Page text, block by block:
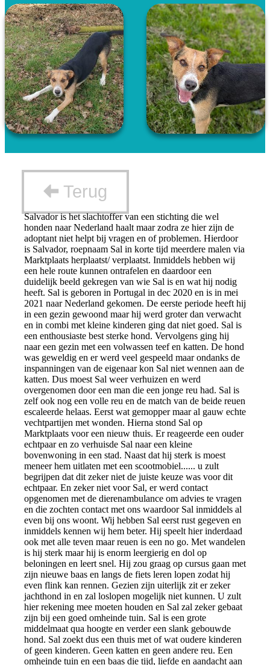
Terug
Salvador is het slachtoffer van een stichting die wel
honden naar Nederland haalt maar zodra ze hier zijn de
adoptant niet helpt bij vragen en of problemen. Hierdoor
is Salvador, roepnaam Sal in korte tijd meerdere malen via
Marktplaats herplaatst/ verplaatst. Inmiddels hebben wij
een hele route kunnen ontrafelen en daardoor een
duidelijk beeld gekregen van wie Sal is en wat hij nodig
heeft. Sal is geboren in Portugal in dec 2020 en is in mei
2021 naar Nederland gekomen. De eerste periode heeft hij
in een gezin gewoond maar hij werd groter dan verwacht
en in combi met kleine kinderen ging dat niet goed. Sal is
een enthousiaste best sterke hond. Vervolgens ging hij
naar een gezin met een volwassen teef en katten. De hond
was geweldig en er werd veel gespeeld maar ondanks de
inspanningen van de eigenaar kon Sal niet wennen aan de
katten. Dus moest Sal weer verhuizen en werd
overgenomen door een man die een jonge reu had. Sal is
zelf ook nog een volle reu en de match van de beide reuen
escaleerde helaas. Eerst wat gemopper maar al gauw echte
vechtpartijen met wonden. Hierna stond Sal op
Marktplaats voor een nieuw thuis. Er reageerde een ouder
echtpaar en zo verhuisde Sal naar een kleine
bovenwoning in een stad. Naast dat hij sterk is moest
meneer hem uitlaten met een scootmobiel...... u zult
begrijpen dat dit zeker niet de juiste keuze was voor dit
echtpaar. En zeker niet voor Sal, er werd contact
opgenomen met de dierenambulance om advies te vragen
en die zochten contact met ons waardoor Sal inmiddels al
even bij ons woont. Wij hebben Sal eerst rust gegeven en
inmiddels kennen wij hem beter. Hij speelt hier inderdaad
ook met alle teven maar reuen is een no go. Met wandelen
is hij sterk maar hij is enorm leergierig en dol op
beloningen en leert snel. Hij zou graag op cursus gaan met
zijn nieuwe baas en langs de fiets leren lopen zodat hij
even flink kan rennen. Gezien zijn uiterlijk zit er zeker
jachthond in en zal loslopen mogelijk niet kunnen. U zult
hier rekening mee moeten houden en Sal zal zeker gebaat
zijn bij een goed omheinde tuin. Sal is een grote
middelmaat qua hoogte en verder een slank gebouwde
hond. Sal zoekt dus een thuis met of wat oudere kinderen
of geen kinderen. Geen katten en geen andere reu. Een
omheinde tuin en een baas die tijd, liefde en aandacht aan